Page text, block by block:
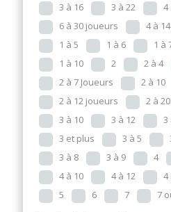
3 à 16
3 à 22 4
6 à 30 joueurs
4 à 14
1 à 5
1 à 6 1 à
1 à 10
2 2 à 4
2 à 7 Joueurs
2 à 10
2 à 12 joueurs
2 à 20
3 à 10
3 à 12 3
3 et plus
3 à 5
3 à 8
3 à 9 4
4 à 10
4 à 12 4
5
6 7 7